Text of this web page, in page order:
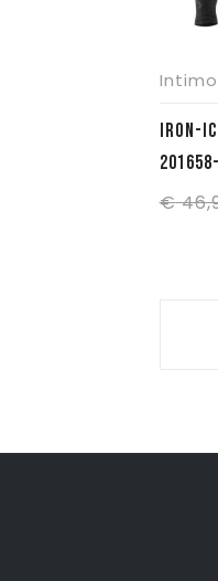
Intimo
IRON-IC T/SHIRT LS MAN 3.3 – NERO –
€